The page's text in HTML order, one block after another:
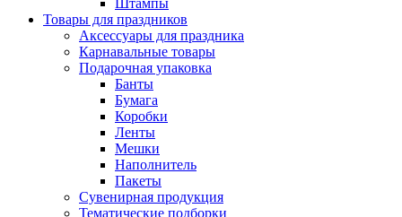
Штампы
Товары для праздников
Аксессуары для праздника
Карнавальные товары
Подарочная упаковка
Банты
Бумага
Коробки
Ленты
Мешки
Наполнитель
Пакеты
Сувенирная продукция
Тематические подборки